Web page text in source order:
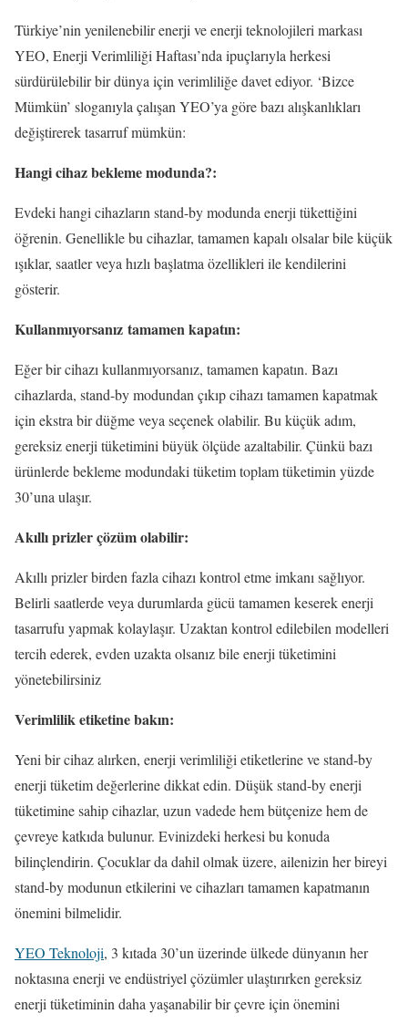
Türkiye’nin yenilenebilir enerji ve enerji teknolojileri markası
YEO, Enerji Verimliliği Haftası’nda ipuçlarıyla herkesi
sürdürülebilir bir dünya için verimliliğe davet ediyor. ‘Bizce
Mümkün’ sloganıyla çalışan YEO’ya göre bazı alışkanlıkları
değiştirerek tasarruf mümkün:
Hangi cihaz bekleme modunda?:
Evdeki hangi cihazların stand-by modunda enerji tükettiğini
öğrenin. Genellikle bu cihazlar, tamamen kapalı olsalar bile küçük
ışıklar, saatler veya hızlı başlatma özellikleri ile kendilerini
gösterir.
Kullanmıyorsanız tamamen kapatın:
Eğer bir cihazı kullanmıyorsanız, tamamen kapatın. Bazı
cihazlarda, stand-by modundan çıkıp cihazı tamamen kapatmak
için ekstra bir düğme veya seçenek olabilir. Bu küçük adım,
gereksiz enerji tüketimini büyük ölçüde azaltabilir. Çünkü bazı
ürünlerde bekleme modundaki tüketim toplam tüketimin yüzde
30’una ulaşır.
Akıllı prizler çözüm olabilir:
Akıllı prizler birden fazla cihazı kontrol etme imkanı sağlıyor.
Belirli saatlerde veya durumlarda gücü tamamen keserek enerji
tasarrufu yapmak kolaylaşır. Uzaktan kontrol edilebilen modelleri
tercih ederek, evden uzakta olsanız bile enerji tüketimini
yönetebilirsiniz
Verimlilik etiketine bakın:
Yeni bir cihaz alırken, enerji verimliliği etiketlerine ve stand-by
enerji tüketim değerlerine dikkat edin. Düşük stand-by enerji
tüketimine sahip cihazlar, uzun vadede hem bütçenize hem de
çevreye katkıda bulunur. Evinizdeki herkesi bu konuda
bilinçlendirin. Çocuklar da dahil olmak üzere, ailenizin her bireyi
stand-by modunun etkilerini ve cihazları tamamen kapatmanın
önemini bilmelidir.
YEO Teknoloji, 3 kıtada 30’un üzerinde ülkede dünyanın her
noktasına enerji ve endüstriyel çözümler ulaştırırken gereksiz
enerji tüketiminin daha yaşanabilir bir çevre için önemini